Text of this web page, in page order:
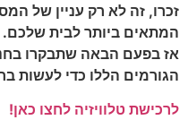
זכרו, זה לא רק עניין של
המתאים ביותר לבית שלכם.
אז בפעם הבאה שתבקרו
הגורמים הללו כדי לעשות
לרכישת טלוויזיה לחצו כאן!